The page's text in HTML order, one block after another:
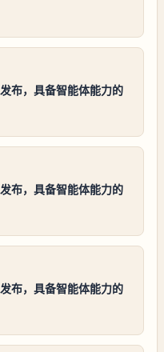
布，具备智能体能力的
布，具备智能体能力的
布，具备智能体能力的